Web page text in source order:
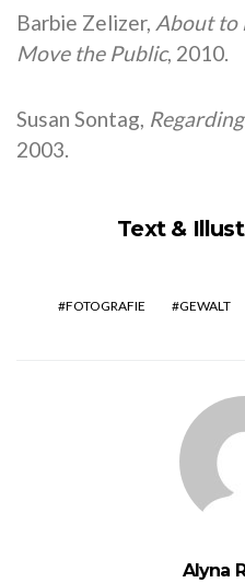
Barbie Zelizer, About to
Move the Public, 2010.
Susan Sontag,
2003.
Text &
FOTOGRAFIE GEWALT
Alyna